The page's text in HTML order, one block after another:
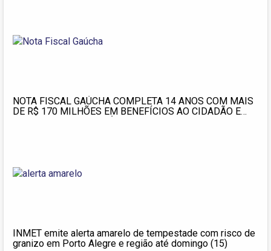
NOTA FISCAL GAÚCHA COMPLETA 14 ANOS COM MAIS
DE R$ 170 MILHÕES EM BENEFÍCIOS AO CIDADÃO E
INMET emite alerta amarelo de tempestade com risco de
granizo em Porto Alegre e região até domingo (15)